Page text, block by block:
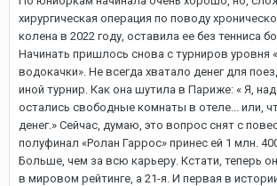
хирургическая операция по поводу
колена в 2022 году, оставила ее без тенниса
Начинать пришлось снова с турниров уровня
водокачки». Не всегда хватало денег для
иной турнир. Как она шутила в Париже: « Я,
остались свободные комнаты в отеле... или,
денег.» Сейчас, думаю, это вопрос снят с
полуфинал «Ролан Гаррос» принес ей 1 млн.
Больше, чем за всю карьеру. Кстати, теперь
в мировом рейтинге, а 21-я. И первая в